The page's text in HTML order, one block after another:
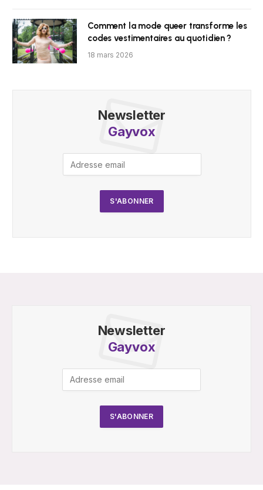
Comment la mode queer transforme les
codes vestimentaires au quotidien ?
18 mars 2026
Newsletter
Gayvox
Newsletter
Gayvox